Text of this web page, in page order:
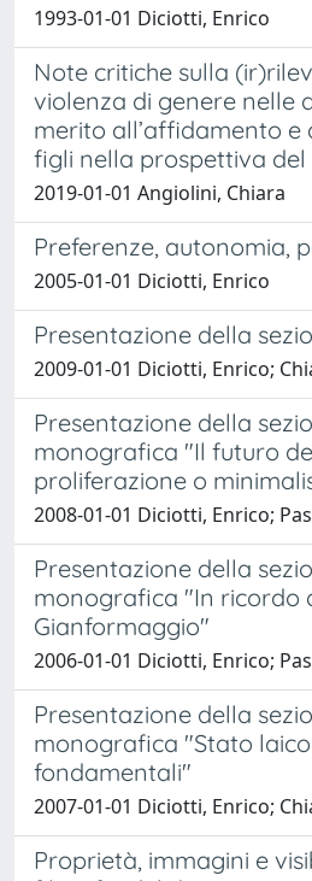
1993-01-01 Diciotti, Enrico
Note critiche sulla
violenza di genere nelle
merito all’affidamento e
figli nella prospettiva
2019-01-01 Angiolini, Chiara
Preferenze, autonomia,
2005-01-01 Diciotti, Enrico
Presentazione della
2009-01-01 Diciotti, Enrico;
Presentazione della
monografica "Il futuro
proliferazione o
2008-01-01 Diciotti, Enrico;
Presentazione della
monografica "In ricordo
Gianformaggio"
2006-01-01 Diciotti, Enrico;
Presentazione della
monografica "Stato
fondamentali"
2007-01-01 Diciotti, Enrico;
Proprietà, immagini e